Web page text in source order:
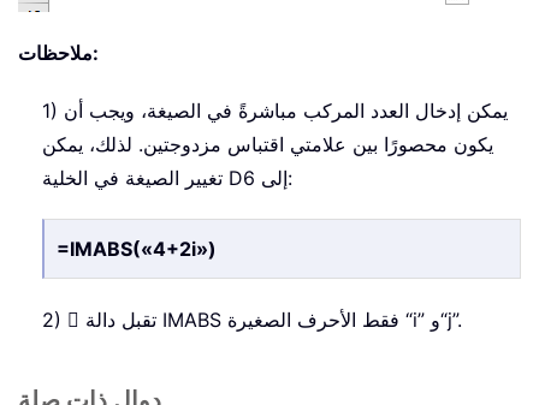
ملاحظات:
1) يمكن إدخال العدد المركب مباشرةً في الصيغة، ويجب أن
يكون محصورًا بين علامتي اقتباس مزدوجتين. لذلك، يمكن
تغيير الصيغة في الخلية D6 إلى:
=IMABS(«4+2i»)
2)  تقبل دالة IMABS فقط الأحرف الصغيرة “i” و“j”.